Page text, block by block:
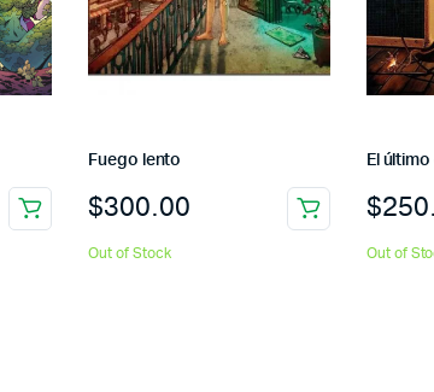
Fuego lento
$300.00
Out of Stock
El
$
Out of